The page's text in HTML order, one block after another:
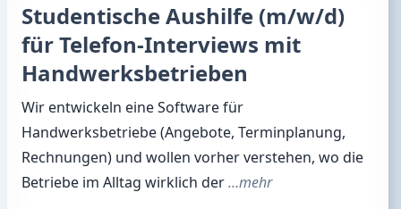
Studentische Aushilfe (m/w/d)
für Telefon-Interviews mit
Handwerksbetrieben
Wir entwickeln eine Software für
Handwerksbetriebe (Angebote, Terminplanung,
Rechnungen) und wollen vorher verstehen, wo die
Betriebe im Alltag wirklich der…mehr